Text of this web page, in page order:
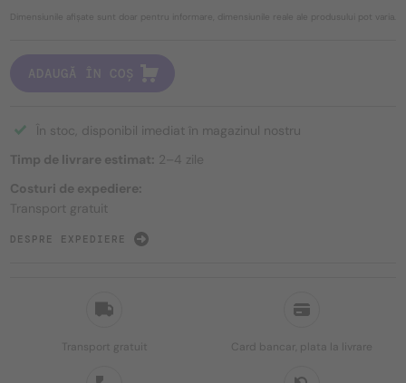
Transport gratuit Card bancar, plata la livrare
Dimensiunile afișate sunt doar pentru informare, dimensiunile reale ale produsului pot varia.
ADAUGĂ ÎN COȘ
În stoc, disponibil imediat în magazinul nostru
Timp de livrare estimat: 2–4 zile
Costuri de expediere:
Transport gratuit
DESPRE EXPEDIERE